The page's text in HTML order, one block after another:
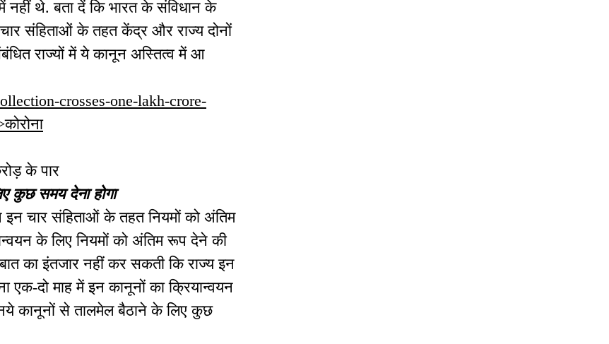
नहीं थे. बता दें कि भारत के संविधान के
संहिताओं के तहत केंद्र और राज्य दोनों
राज्यों में ये कानून अस्तित्व में आ
crosses-one-lakh-crore-
के पार
कुछ समय देना होगा
चार संहिताओं के तहत नियमों को अंतिम
के लिए नियमों को अंतिम रूप देने की
का इंतजार नहीं कर सकती कि राज्य इन
दो माह में इन कानूनों का क्रियान्वयन
कानूनों से तालमेल बैठाने के लिए कुछ